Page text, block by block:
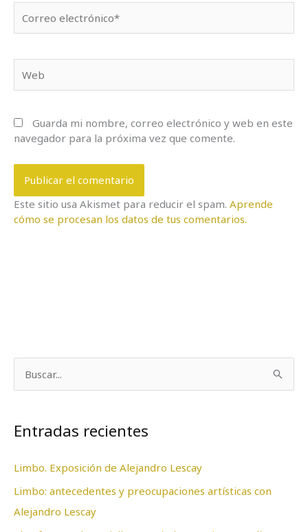
electrónico*
Guarda mi nombre, correo electrónico y web en este
navegador para la próxima vez que comente.
Este sitio usa Akismet para reducir el spam. Aprende
cómo se procesan los datos de tus comentarios.
cEntradas recientes
Limbo. Exposición de Alejandro Lescay
Limbo: antecedentes y preocupaciones artísticas con
Alejandro Lescay